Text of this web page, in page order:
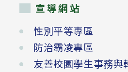
宣導網站
性別平等專區
防治霸凌專區
友善校園學生事務與